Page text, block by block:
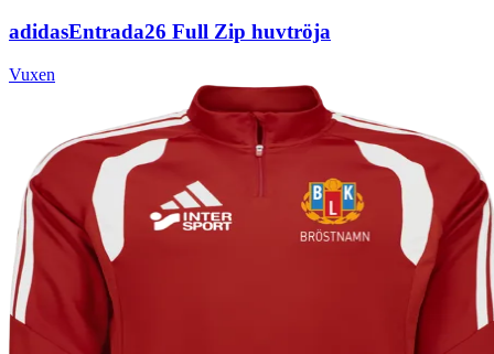
adidasEntrada26 Full Zip huvtröja
Vuxen